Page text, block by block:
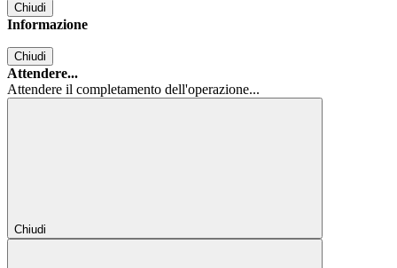
Chiudi
Informazione
Chiudi
Attendere...
Attendere il completamento dell'operazione...
Chiudi